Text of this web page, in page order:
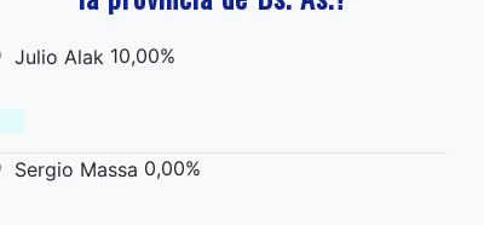
Julio Alak 10,00%
Sergio Massa 0,00%